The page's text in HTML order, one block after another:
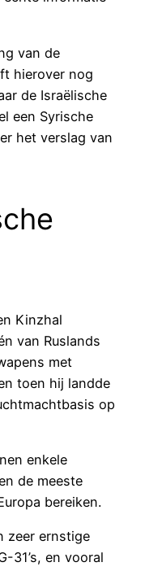
van de
hierover nog
de Israëlische
een Syrische
het verslag van
Kinzhal
van Ruslands
met
toen hij landde
op
enkele
de meeste
bereiken.
zeer ernstige
31’s, en vooral